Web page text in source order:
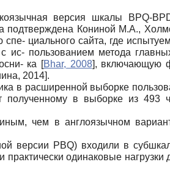
версия шкалы BPQ-
подтверждена Кониной М.А.,
циального сайта, где
ис- пользованием метода
ка [Bhar, 2008], включающую
2014].
в расширенной выборке
в выборке из 493
чем в англоязычном
версии PBQ) входили в
одинаковые